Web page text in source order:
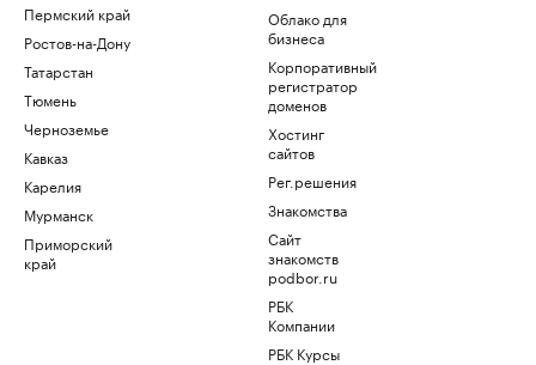
Пермский край
Ростов-на-Дону
Татарстан
Тюмень
Черноземье
Кавказ
Карелия
Мурманск
Приморский
край
Облако для
бизнеса
Корпоративный
регистратор
доменов
Хостинг
сайтов
Рег.решения
Знакомства
Сайт
знакомств
podbor.ru
РБК
Компании
РБК Курсы